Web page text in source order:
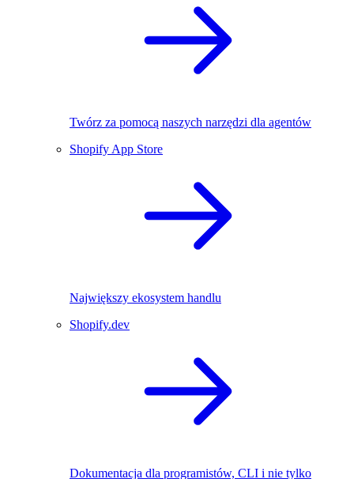
Twórz za pomocą naszych narzędzi dla agentów
Shopify App Store
Największy ekosystem handlu
Shopify.dev
Dokumentacja dla programistów, CLI i nie tylko